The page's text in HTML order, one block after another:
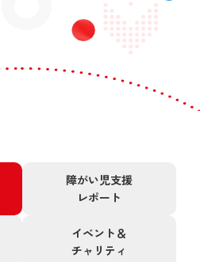
障がい児支援
レポート
イベント＆
チャリティ